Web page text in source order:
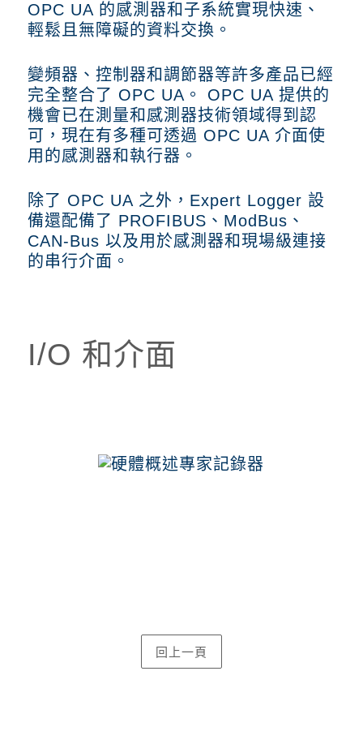
OPC UA 的感測器和子系統實現快速、
輕鬆且無障礙的資料交換。
變頻器、控制器和調節器等許多產品已經
完全整合了 OPC UA。 OPC UA 提供的
機會已在測量和感測器技術領域得到認
可，現在有多種可透過 OPC UA 介面使
用的感測器和執行器。
除了 OPC UA 之外，Expert Logger 設
備還配備了 PROFIBUS、ModBus、
CAN-Bus 以及用於感測器和現場級連接
的串行介面。
I/O 和介面